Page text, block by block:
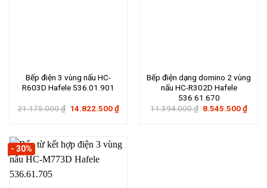
Bếp điện 3 vùng nấu HC-
R603D Hafele 536.01.901
21.175.000₫ Giá
14.822.500₫Giá
Bếp điện dạng domino 2 vùng
nấu HC-R302D Hafele
536.61.670
11.394.000₫ Giá
8.545.500₫Giá
- 30%